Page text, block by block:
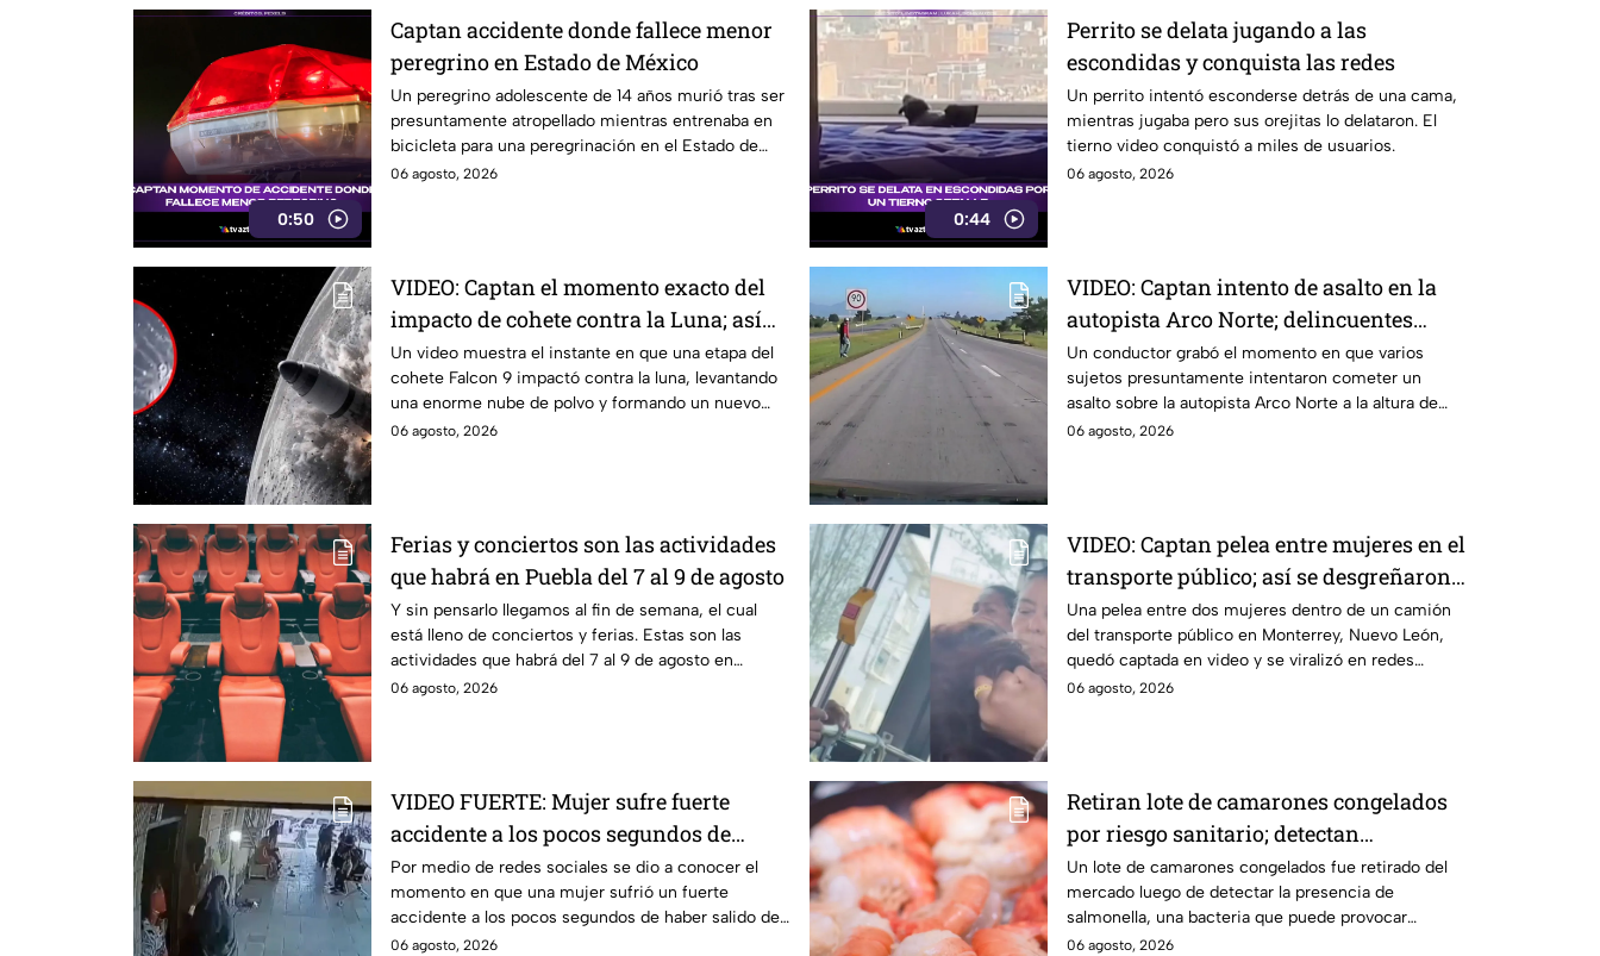
0:50
Captan accidente donde fallece menor
peregrino en Estado de México
Un peregrino adolescente de 14 años murió tras ser
presuntamente atropellado mientras entrenaba en
bicicleta para una peregrinación en el Estado de
México.
06 agosto, 2026
0:44
Perrito se delata jugando a las
escondidas y conquista las redes
Un perrito intentó esconderse detrás de una cama,
mientras jugaba pero sus orejitas lo delataron. El
tierno video conquistó a miles de usuarios.
06 agosto, 2026
VIDEO: Captan el momento exacto del
impacto de cohete contra la Luna; así
reaccionó
Un video muestra el instante en que una etapa del
cohete Falcon 9 impactó contra la luna, levantando
una enorme nube de polvo y formando un nuevo
cráter.
06 agosto, 2026
VIDEO: Captan intento de asalto en la
autopista Arco Norte; delincuentes
arrojaron piedras y llantas
Un conductor grabó el momento en que varios
sujetos presuntamente intentaron cometer un
asalto sobre la autopista Arco Norte a la altura de
Tlaxcala
06 agosto, 2026
Ferias y conciertos son las actividades
que habrá en Puebla del 7 al 9 de agosto
Y sin pensarlo llegamos al fin de semana, el cual
está lleno de conciertos y ferias. Estas son las
actividades que habrá del 7 al 9 de agosto en
Puebla.
06 agosto, 2026
VIDEO: Captan pelea entre mujeres en el
transporte público; así se desgreñaron
en Monterrey
Una pelea entre dos mujeres dentro de un camión
del transporte público en Monterrey, Nuevo León,
quedó captada en video y se viralizó en redes
sociales.
06 agosto, 2026
VIDEO FUERTE: Mujer sufre fuerte
accidente a los pocos segundos de
haber salido del hospital
Por medio de redes sociales se dio a conocer el
momento en que una mujer sufrió un fuerte
accidente a los pocos segundos de haber salido del
hospital.
06 agosto, 2026
Retiran lote de camarones congelados
por riesgo sanitario; detectan
salmonella en España
Un lote de camarones congelados fue retirado del
mercado luego de detectar la presencia de
salmonella, una bacteria que puede provocar
enfermedades gastrointestinales tras su consumo.
06 agosto, 2026